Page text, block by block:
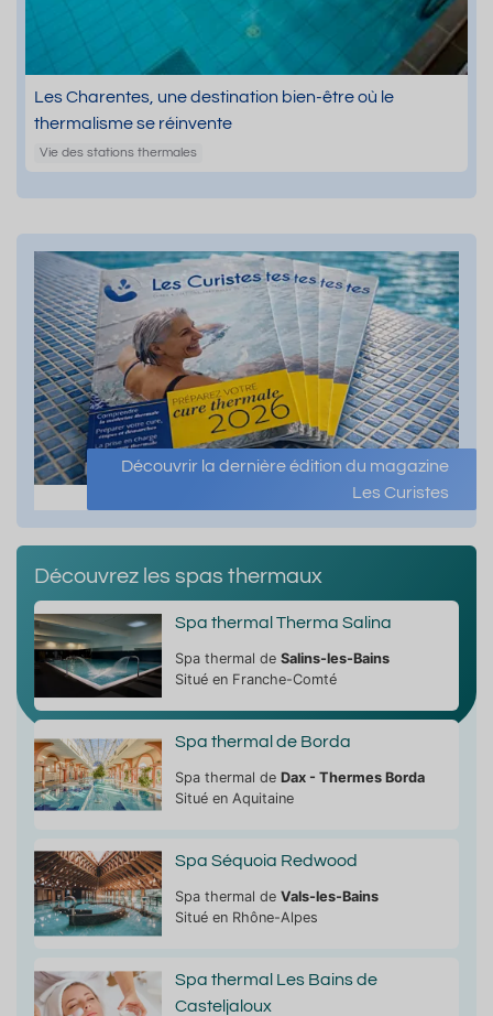
Les Charentes, une destination bien-être où le
thermalisme se réinvente
Vie des stations thermales
Découvrir la dernière édition du magazine
Les Curistes
Découvrez les spas thermaux
Spa thermal Therma Salina
Spa thermal de Salins-les-Bains
Situé en Franche-Comté
Spa thermal de Borda
Spa thermal de Dax - Thermes Borda
Situé en Aquitaine
Spa Séquoia Redwood
Spa thermal de Vals-les-Bains
Situé en Rhône-Alpes
Spa thermal Les Bains de
Casteljaloux